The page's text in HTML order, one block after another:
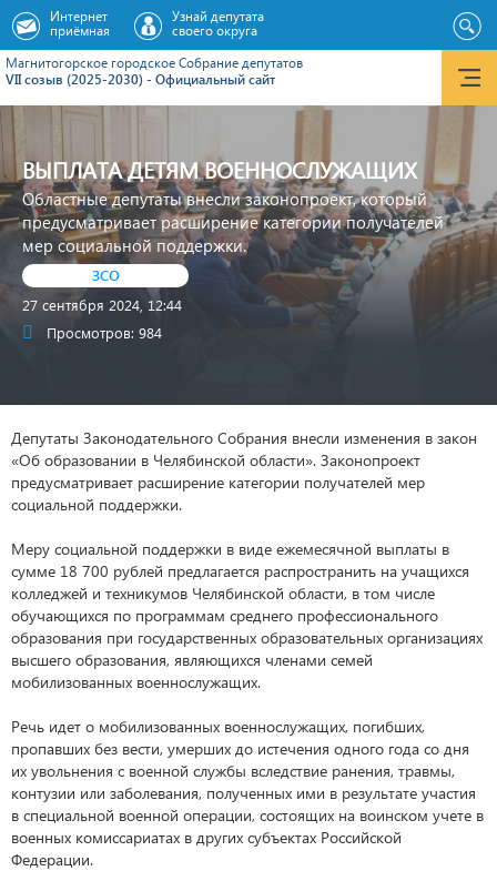
Магнитогорское городское Cобрание депутатов
VII созыв (2025-2030) - Официальный сайт
Интернет
приёмная
Узнай депутата
своего округа
ВЫПЛАТА ДЕТЯМ ВОЕННОСЛУЖАЩИХ
Областные депутаты внесли законопроект, который
предусматривает расширение категории получателей
мер социальной поддержки.
ЗСО
27 сентября 2024, 12:44
Просмотров: 984
Депутаты Законодательного Собрания внесли изменения в закон
«Об образовании в Челябинской области». Законопроект
предусматривает расширение категории получателей мер
социальной поддержки.
Меру социальной поддержки в виде ежемесячной выплаты в
сумме 18 700 рублей предлагается распространить на учащихся
колледжей и техникумов Челябинской области, в том числе
обучающихся по программам среднего профессионального
образования при государственных образовательных организациях
высшего образования, являющихся членами семей
мобилизованных военнослужащих.
Речь идет о мобилизованных военнослужащих, погибших,
пропавших без вести, умерших до истечения одного года со дня
их увольнения с военной службы вследствие ранения, травмы,
контузии или заболевания, полученных ими в результате участия
в специальной военной операции, состоящих на воинском учете в
военных комиссариатах в других субъектах Российской
Федерации.